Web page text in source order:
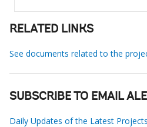
RELATED LINKS
See documents related to the
SUBSCRIBE TO EMAIL
Daily Updates of the Latest